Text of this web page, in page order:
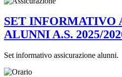
SET INFORMATIVO
ALUNNI A.S. 2025/
Set informativo assicurazione alunni.